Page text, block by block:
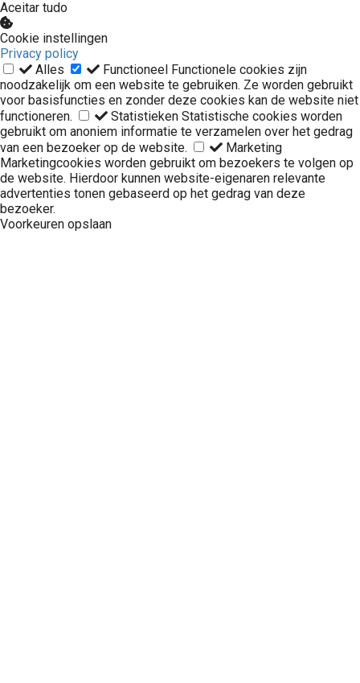
Aceitar tudo
Cookie instellingen
Privacy policy
Alles
Functioneel Functionele cookies zijn
noodzakelijk om een website te gebruiken. Ze worden gebruikt
voor basisfuncties en zonder deze cookies kan de website niet
functioneren.
Statistieken Statistische cookies worden
gebruikt om anoniem informatie te verzamelen over het gedrag
van een bezoeker op de website.
Marketing
Marketingcookies worden gebruikt om bezoekers te volgen op
de website. Hierdoor kunnen website-eigenaren relevante
advertenties tonen gebaseerd op het gedrag van deze
bezoeker.
Voorkeuren opslaan